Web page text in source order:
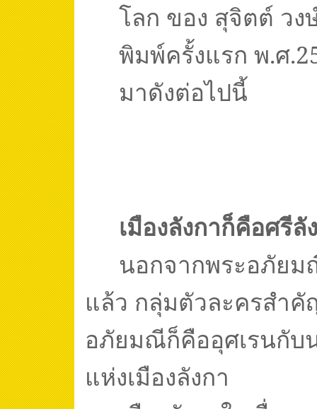
โลก ของ สุจิตต์ ว
พิมพ์ครั้งแรก พ.ศ.
มาดังต่อไปนี้
เมืองลังกาก็คือศรี
นอกจากพระอภัย
แล้ว กลุ่มตัวละครสำคั
อภัยมณีก็คืออุศเรนกับ
แห่งเมืองลังกา